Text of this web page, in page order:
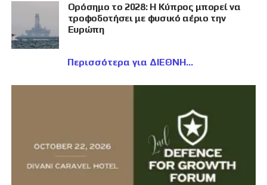
Ορόσημο το 2028: Η Κύπρος μπορεί να
τροφοδοτήσει με φυσικό αέριο την
Ευρώπη
Περισσότερα για ΔΙΕΘΝΗ